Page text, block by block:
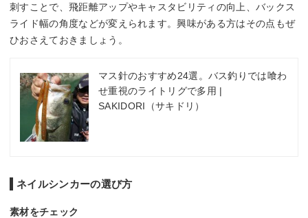
刺すことで、飛距離アップやキャスタビリティの向上、バックス
ライド幅の角度などが変えられます。興味がある方はその点もぜ
ひおさえておきましょう。
マス針のおすすめ24選。バス釣りでは喰わ
せ重視のライトリグで多用 |
SAKIDORI（サキドリ）
ネイルシンカーの選び方
素材をチェック